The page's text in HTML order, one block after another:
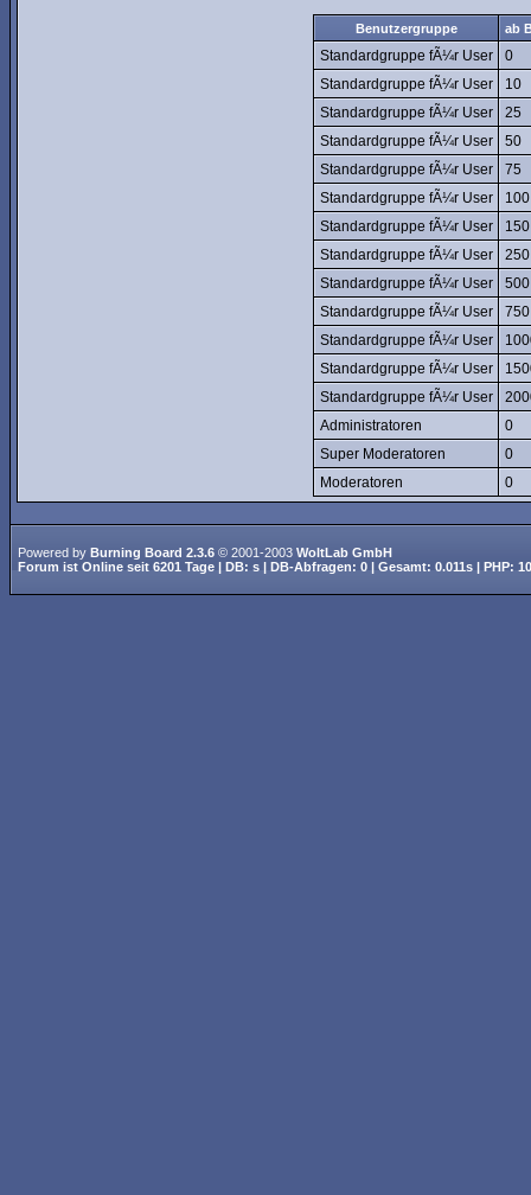
Benutzergruppe ab
Standardgruppe fÃ¼r User
0
Standardgruppe fÃ¼r User
10
Standardgruppe fÃ¼r User
25
Standardgruppe fÃ¼r User
50
Standardgruppe fÃ¼r User
75
Standardgruppe fÃ¼r User
100
Standardgruppe fÃ¼r User
150
Standardgruppe fÃ¼r User
250
Standardgruppe fÃ¼r User
500
Standardgruppe fÃ¼r User
750
Standardgruppe fÃ¼r User
Standardgruppe fÃ¼r User
Standardgruppe fÃ¼r User
Administratoren
0
Super Moderatoren
0
Moderatoren
0
Powered by Burning Board 2.3.6 © 2001-2003 WoltLab GmbH
Forum ist Online seit 6201 Tage | DB: s | DB-Abfragen: 0 | Gesamt: 0.011s | PHP: